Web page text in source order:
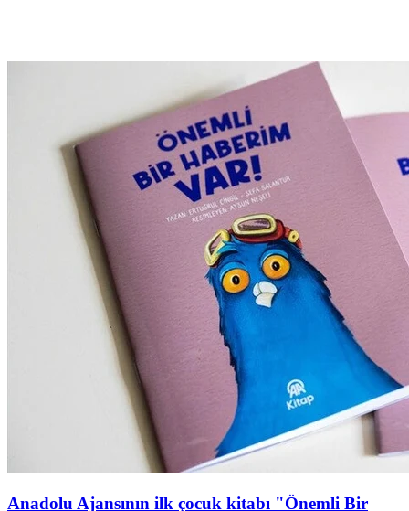
Anadolu Ajansının ilk çocuk kitabı "Önemli Bir